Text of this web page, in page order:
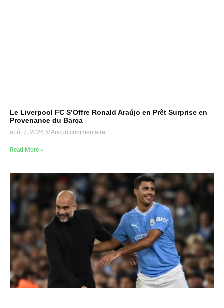
Le Liverpool FC S’Offre Ronald Araújo en Prêt Surprise en
Provenance du Barça
août 7, 2026 Aucun commentaire
Read More »